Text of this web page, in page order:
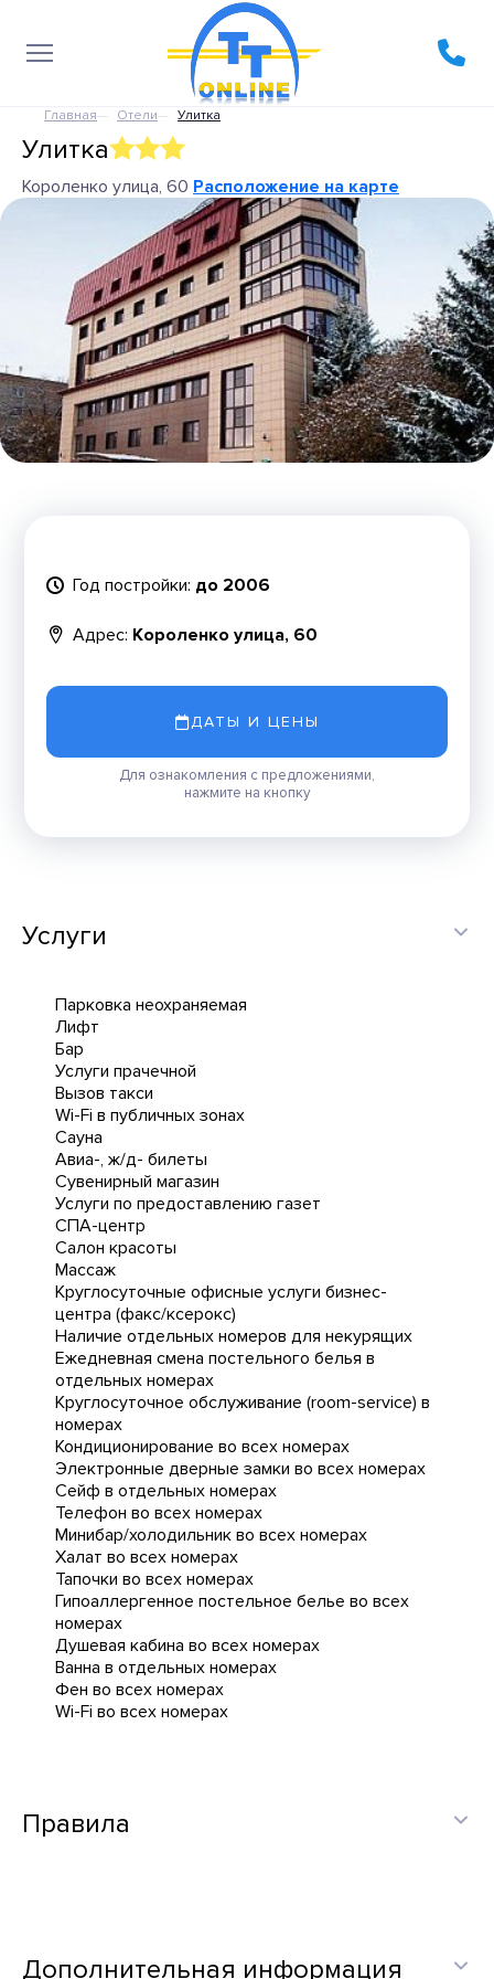
Главная Отели Улитка
Улитка
Короленко улица, 60 Расположение на карте
Год постройки: до 2006
Адрес: Короленко улица, 60
ДАТЫ И ЦЕНЫ
Для ознакомления с предложениями,
нажмите на кнопку
Услуги
Парковка неохраняемая
Лифт
Бар
Услуги прачечной
Вызов такси
Wi-Fi в публичных зонах
Сауна
Авиа-, ж/д- билеты
Сувенирный магазин
Услуги по предоставлению газет
СПА-центр
Салон красоты
Массаж
Круглосуточные офисные услуги бизнес-
центра (факс/ксерокс)
Наличие отдельных номеров для некурящих
Ежедневная cмена постельного белья в
отдельных номерах
Круглосуточное обслуживание (room-service) в
номерах
Кондиционирование во всех номерах
Электронные дверные замки во всех номерах
Сейф в отдельных номерах
Телефон во всех номерах
Минибар/холодильник во всех номерах
Халат во всех номерах
Тапочки во всех номерах
Гипоаллергенное постельное белье во всех
номерах
Душевая кабина во всех номерах
Ванна в отдельных номерах
Фен во всех номерах
Wi-Fi во всех номерах
Правила
Дополнительная информация